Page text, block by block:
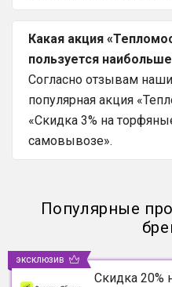
Какая акция
пользуется
Согласно отзывам
популярная акция
«Скидка 3% на
самовывозе».
Популярные
Скидка 20%
эксклюзив